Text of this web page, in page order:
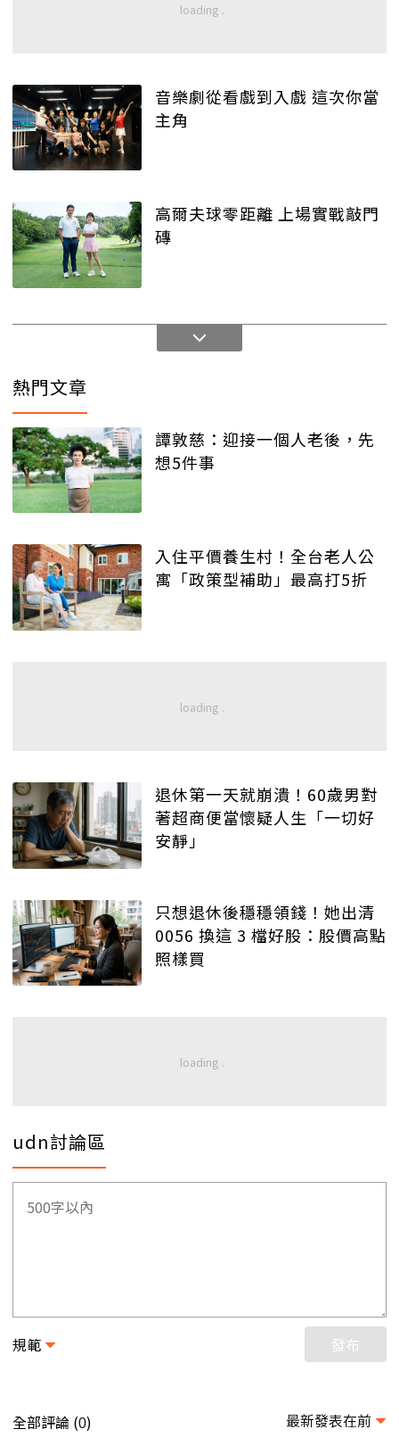
音樂劇從看戲到入戲 這次你當
主角
高爾夫球零距離 上場實戰敲門
磚
熱門文章
譚敦慈：迎接一個人老後，先
想5件事
入住平價養生村！全台老人公
寓「政策型補助」最高打5折
退休第一天就崩潰！60歲男對
著超商便當懷疑人生「一切好
安靜」
只想退休後穩穩領錢！她出清
0056 換這 3 檔好股：股價高點
照樣買
udn討論區
規範 發布
全部評論 (0) 最新發表在前